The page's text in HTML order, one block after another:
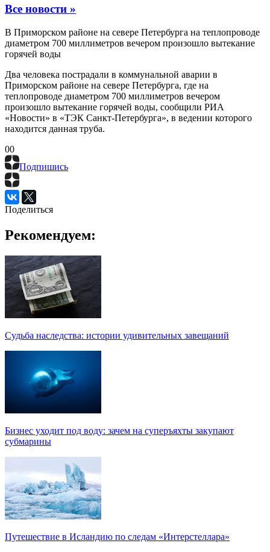
Все новости »
В Приморском районе на севере Петербурга на теплопроводе
диаметром 700 миллиметров вечером произошло вытекание
горячей воды
Два человека пострадали в коммунальной аварии в
Приморском районе на севере Петербурга, где на
теплопроводе диаметром 700 миллиметров вечером
произошло вытекание горячей воды, сообщили РИА
«Новости» в «ТЭК Санкт-Петербурга», в ведении которого
находится данная труба.
00
Подпишись
Поделиться
Рекомендуем:
Судьба наследства: истории удивительных завещаний
Бизнес уходит под воду: зачем на суперъяхты закупают
субмарины
Путешествие в Исландию по следам «Интерстеллара»